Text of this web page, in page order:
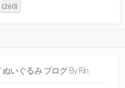
(260)
ぬいぐるみ ブログ By Rin